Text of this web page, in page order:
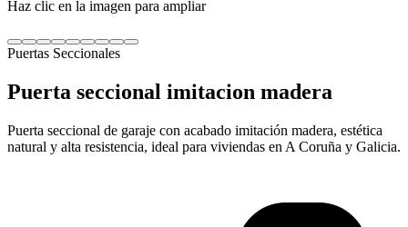
Haz clic en la imagen para ampliar
Puertas Seccionales
Puerta seccional imitacion madera
Puerta seccional de garaje con acabado imitación madera, estética
natural y alta resistencia, ideal para viviendas en A Coruña y Galicia.